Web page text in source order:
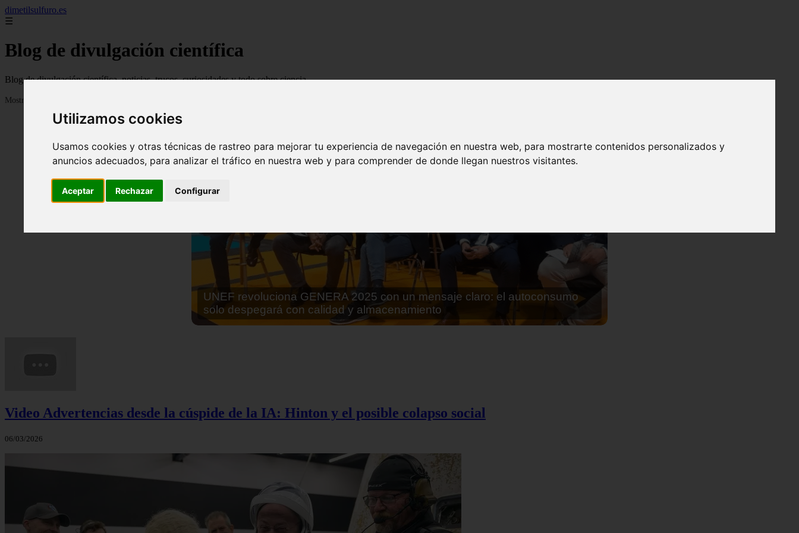
Utilizamos cookies
Usamos cookies y otras técnicas de rastreo para mejorar tu experiencia de navegación en nuestra web, para mostrarte contenidos personalizados y
anuncios adecuados, para analizar el tráfico en nuestra web y para comprender de donde llegan nuestros visitantes.
Aceptar Rechazar Configurar
dimetilsulfuro.es
☰
Blog de divulgación científica
Blog de divulgación científica, noticias, trucos, curiosidades y todo sobre ciencia
Mostrando 1 - 24 de 907 artículos
En África harán lo que parecía imposible: Utilizarán moléculas de agua para
cocinar sus alimentos
Video Advertencias desde la cúspide de la IA: Hinton y el posible colapso social
06/03/2026